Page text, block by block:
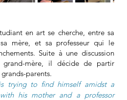
en art se cherche, entre sa
mère, et sa professeur qui le
Suite à une discussion
grand-mère, il décide de partir
parents.
trying to find himself amidst a
his mother and a professor